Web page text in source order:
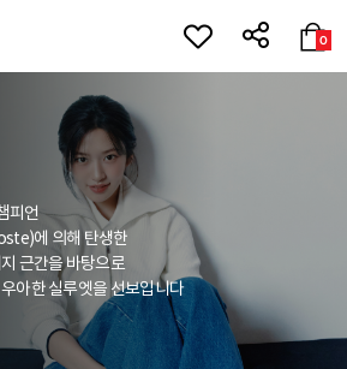
0
피언
에 의해 탄생한
근간을 바탕으로
아한 실루엣을 선보입니다